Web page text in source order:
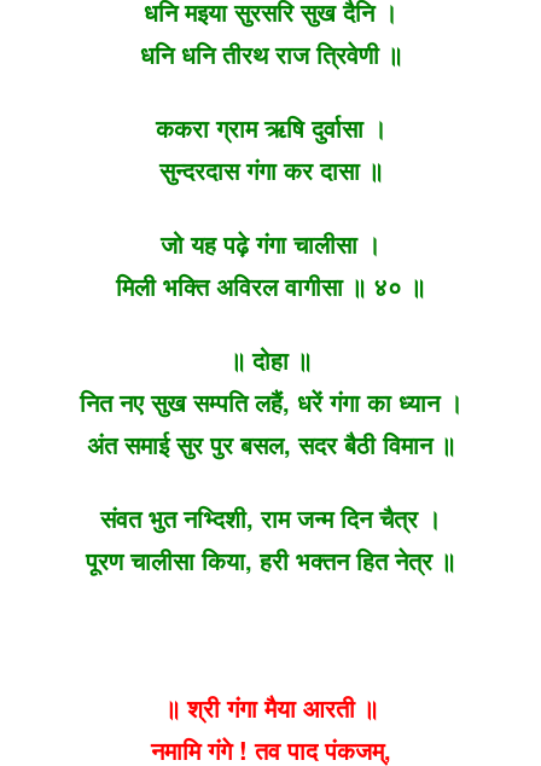
धनि मइया सुरसरि सुख दैनि ।
धनि धनि तीरथ राज त्रिवेणी ॥
ककरा ग्राम ऋषि दुर्वासा ।
सुन्दरदास गंगा कर दासा ॥
जो यह पढ़े गंगा चालीसा ।
मिली भक्ति अविरल वागीसा ॥ ४० ॥
॥ दोहा ॥
नित नए सुख सम्पति लहैं, धरें गंगा का ध्यान ।
अंत समाई सुर पुर बसल, सदर बैठी विमान ॥
संवत भुत नभ्दिशी, राम जन्म दिन चैत्र ।
पूरण चालीसा किया, हरी भक्तन हित नेत्र ॥
॥ श्री गंगा मैया आरती ॥
नमामि गंगे ! तव पाद पंकजम्,